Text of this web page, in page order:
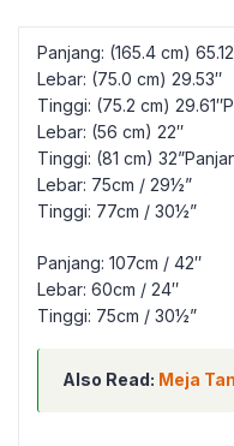
Panjang: (165.4 cm)
Lebar: (75.0 cm) 29.53″
Tinggi: (75.2 cm)
Lebar: (56 cm) 22″
Tinggi: (81 cm)
Lebar: 75cm / 29½”
Tinggi: 77cm / 30½”
Panjang: 107cm / 42″
Lebar: 60cm / 24″
Tinggi: 75cm / 30½”
Also Read: Meja